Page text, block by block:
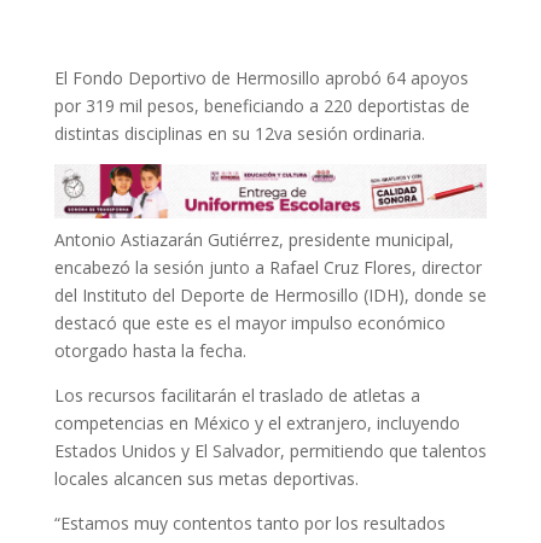
El Fondo Deportivo de Hermosillo aprobó 64 apoyos
por 319 mil pesos, beneficiando a 220 deportistas de
distintas disciplinas en su 12va sesión ordinaria.
Antonio Astiazarán Gutiérrez, presidente municipal,
encabezó la sesión junto a Rafael Cruz Flores, director
del Instituto del Deporte de Hermosillo (IDH), donde se
destacó que este es el mayor impulso económico
otorgado hasta la fecha.
Los recursos facilitarán el traslado de atletas a
competencias en México y el extranjero, incluyendo
Estados Unidos y El Salvador, permitiendo que talentos
locales alcancen sus metas deportivas.
“Estamos muy contentos tanto por los resultados